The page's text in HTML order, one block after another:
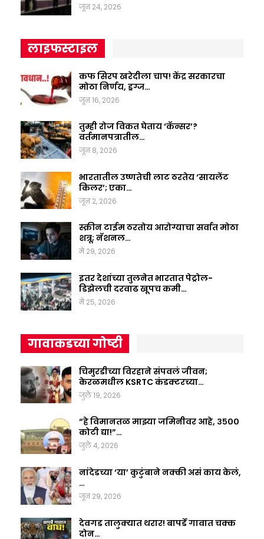
जून 24, 2026
लाइफस्टाइल
कफ सिरप खरेदीला चाप! केंद्र सरकारचा
मोठा निर्णय, ड्रग्ज…
जून 16, 2026
तुम्ही रोज विकत घेताय ‘कॅन्सर’?
वर्तमानपत्रातील…
जून 8, 2026
भारतातील उष्णतेची लाट ठरतेय ‘सायलेंट
किलर’; एका…
जून 2, 2026
स्क्रीन टाईम ठरतोय आरोग्याचा सर्वात मोठा
शत्रू; नॅशनल…
मे 29, 2026
इतर देशांच्या तुलनेत भारतात पेट्रोल-
डिझेलची दरवाढ खूपच कमी…
मे 25, 2026
गावाकडच्या गोष्टी
चिमुरडीच्या विरहाने संपवलं जीवन;
केरळमधील KSRTC कंडक्टरच्या…
जुलै 19, 2026
“हे विमानतळ माझ्या जमिनीवर आहे, ३५००
कोटी द्या!”…
जुलै 4, 2026
नांदेडच्या ‘या’ कुटुंबाने नक्की असं काय केलं,
…
जून 29, 2026
देवगड तालुक्यात थरार! बापर्डे गावात चक्क
दोन…